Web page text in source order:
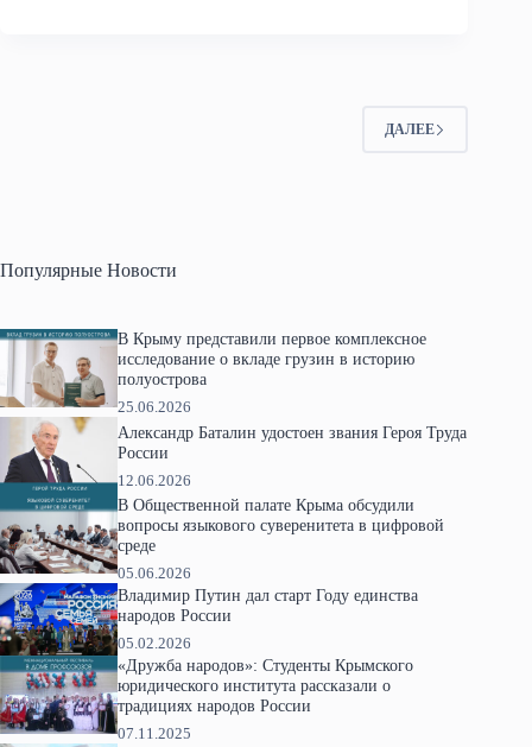
ДАЛЕЕ
Популярные Новости
В Крыму представили первое комплексное
исследование о вкладе грузин в историю
полуострова
25.06.2026
Александр Баталин удостоен звания Героя Труда
России
12.06.2026
В Общественной палате Крыма обсудили
вопросы языкового суверенитета в цифровой
среде
05.06.2026
Владимир Путин дал старт Году единства
народов России
05.02.2026
«Дружба народов»: Студенты Крымского
юридического института рассказали о
традициях народов России
07.11.2025